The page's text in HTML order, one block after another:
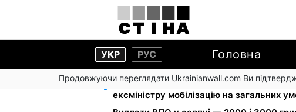
УКР РУС Головна
Продовжуючи переглядати Ukrainianwall.com Ви
Федоров звільнений і без бронювання:
ексміністру мобілізацію на загальних